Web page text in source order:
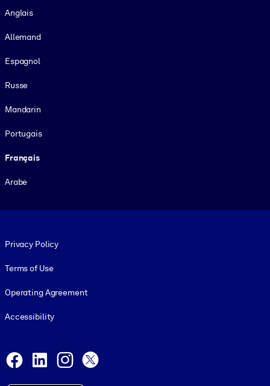
Anglais
Allemand
Espagnol
Russe
Mandarin
Portugais
Français
Arabe
Privacy Policy
Terms of Use
Operating Agreement
Accessibility
Facebook
LinkedInInstagram